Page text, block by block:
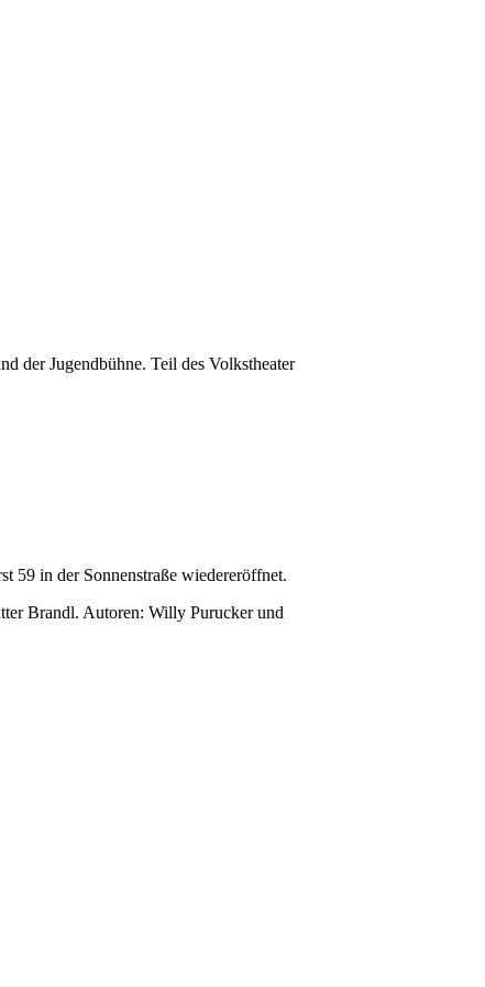
der Jugendbühne. Teil des Volkstheater
59 in der Sonnenstraße wiedereröffnet.
Brandl. Autoren: Willy Purucker und